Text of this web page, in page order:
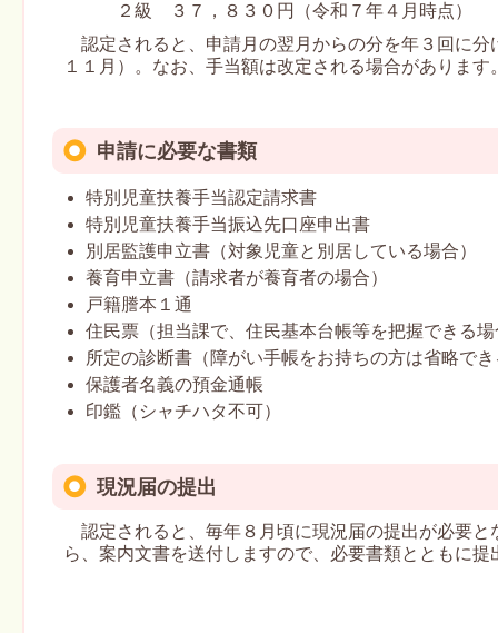
２級 ３７，８３０円（令和７年４月時点）
認定されると、申請月の翌月からの分を年３回に分
１１月）。なお、手当額は改定される場合があります
申請に必要な書類
特別児童扶養手当認定請求書
特別児童扶養手当振込先口座申出書
別居監護申立書（対象児童と別居している場合）
養育申立書（請求者が養育者の場合）
戸籍謄本１通
住民票（担当課で、住民基本台帳等を把握できる
所定の診断書（障がい手帳をお持ちの方は省略で
保護者名義の預金通帳
印鑑（シャチハタ不可）
現況届の提出
認定されると、毎年８月頃に現況届の提出が必要と
ら、案内文書を送付しますので、必要書類とともに提